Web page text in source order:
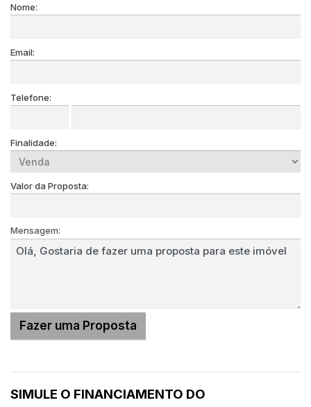
Nome:
Email:
Telefone:
Finalidade:
Valor da Proposta:
Mensagem:
SIMULE O FINANCIAMENTO DO